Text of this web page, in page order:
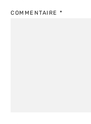
COMMENTAIRE *